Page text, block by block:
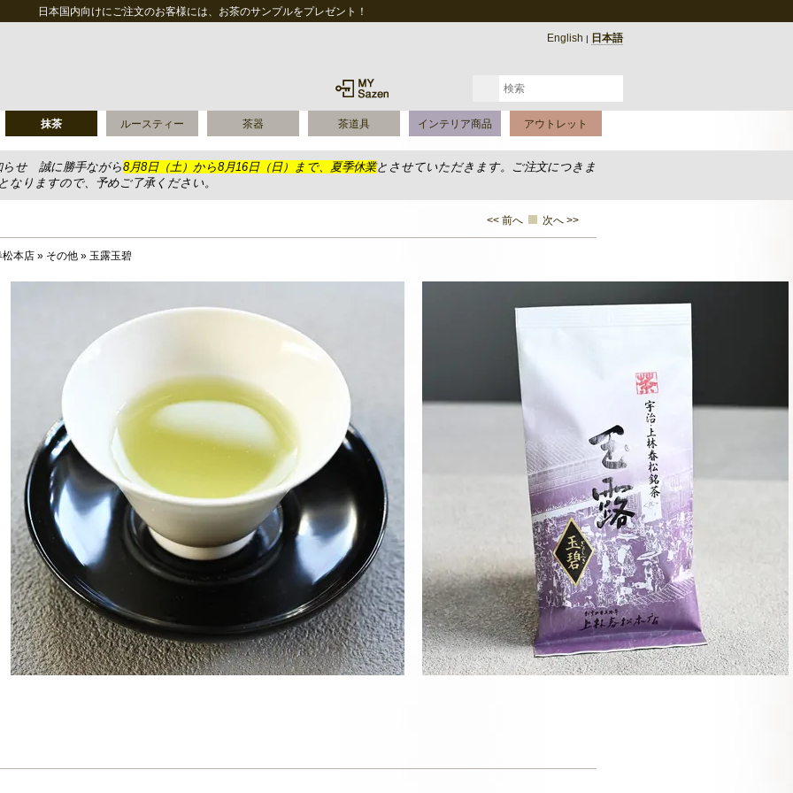
日本国内向けにご注文のお客様には、お茶のサンプルをプレゼント！
English | 日本語
抹茶 ルースティー 茶器 茶道具 インテリア商品 アウトレット
らせ 誠に勝手ながら8月8日（土）から8月16日（日）まで、夏季休業とさせていただきます。ご注文につきま
なりますので、予めご了承ください。
<< 前へ 次へ >>
松本店 » その他 » 玉露玉碧